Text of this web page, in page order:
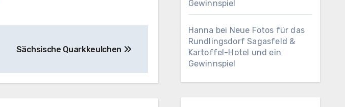
Sächsische Quarkkeulchen
Gewinnspiel
Hanna bei Neue Fotos für das
Rundlingsdorf Sagasfeld &
Kartoffel-Hotel und ein
Gewinnspiel